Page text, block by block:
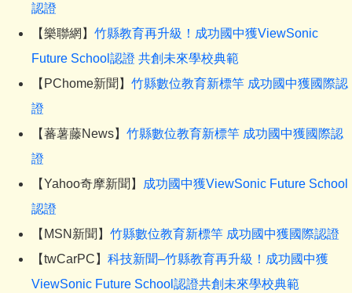
認證
【樂聯網】 竹縣教育再升級！成功國中獲ViewSonic
Future School認證 共創未來學校典範
【PChome新聞】 竹縣數位教育新標竿 成功國中獲國際認
證
【蕃薯藤News】 竹縣數位教育新標竿 成功國中獲國際認
證
【Yahoo奇摩新聞】
成功國中獲ViewSonic Future School
認證
【MSN新聞】 竹縣數位教育新標竿 成功國中獲國際認證
【twCarPC】 科技新聞–竹縣教育再升級！成功國中獲
ViewSonic Future School認證共創未來學校典範